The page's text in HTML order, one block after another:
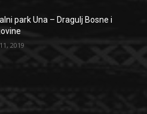
park Una – Dragulj Bosne i
2019